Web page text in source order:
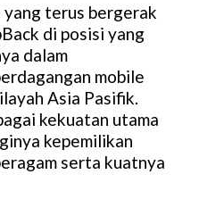
yang terus bergerak
di posisi yang
dalam
mobile
Asia Pasifik.
kekuatan utama
kepemilikan
serta kuatnya